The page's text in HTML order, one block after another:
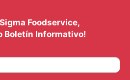
Foodservice,
Boletín Informativo!